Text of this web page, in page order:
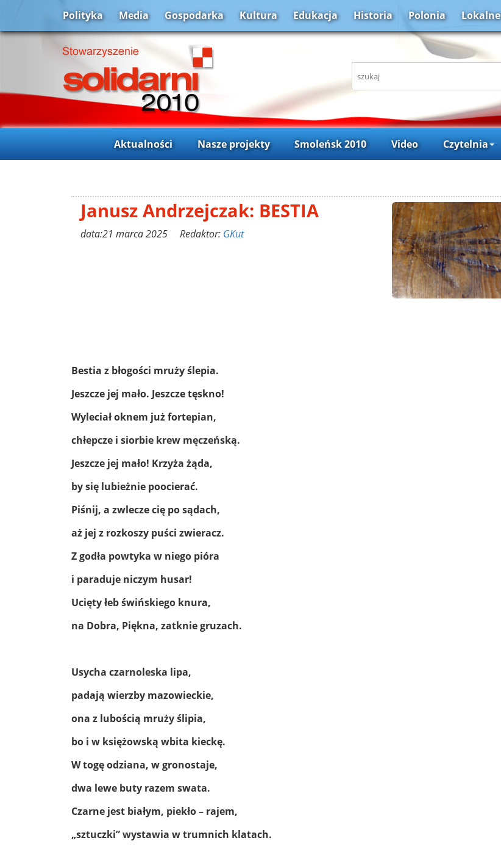
Polityka Media Gospodarka Kultura Edukacja Historia Polonia Lokalne
Aktualności Nasze projekty Smoleńsk 2010 Video Czytelnia
Janusz Andrzejczak: BESTIA
data:21 marca 2025 Redaktor: GKut
Bestia z błogości mruży ślepia.
Jeszcze jej mało. Jeszcze tęskno!
Wyleciał oknem już fortepian,
chłepcze i siorbie krew męczeńską.
Jeszcze jej mało! Krzyża żąda,
by się lubieżnie poocierać.
Piśnij, a zwlecze cię po sądach,
aż jej z rozkoszy puści zwieracz.
Z godła powtyka w niego pióra
i paraduje niczym husar!
Ucięty łeb świńskiego knura,
na Dobra, Piękna, zatknie gruzach.
Usycha czarnoleska lipa,
padają wierzby mazowieckie,
ona z lubością mruży ślipia,
bo i w księżowską wbita kieckę.
W togę odziana, w gronostaje,
dwa lewe buty razem swata.
Czarne jest białym, piekło – rajem,
„sztuczki” wystawia w trumnich klatach.